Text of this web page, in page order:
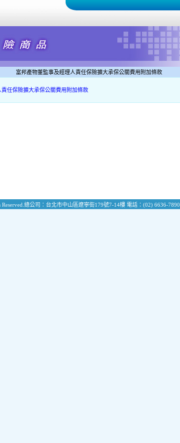
富邦產物董監事及經理人責任保險擴大承保公關費用附加條款
任保險擴大承保公關費用附加條款
總公司：台北市中山區遼寧街179號7-14樓 電話：(02) 6636-7890